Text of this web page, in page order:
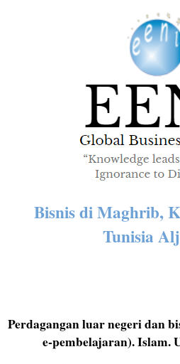
Bisnis di Maghrib,
Tunisia
Perdagangan luar negeri dan
e-pembelajaran). Islam.